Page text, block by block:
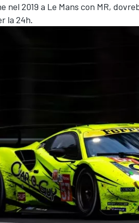
nel 2019 a Le Mans con MR,
la 24h.